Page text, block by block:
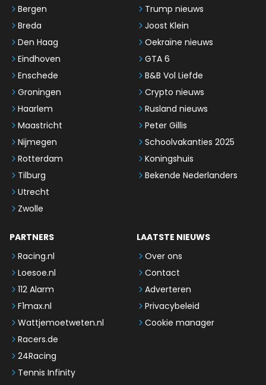
Bergen
Breda
Den Haag
Eindhoven
Enschede
Groningen
Haarlem
Maastricht
Nijmegen
Rotterdam
Tilburg
Utrecht
Zwolle
Trump nieuws
Joost Klein
Oekraïne nieuws
GTA 6
B&B Vol Liefde
Crypto nieuws
Rusland nieuws
Peter Gillis
Schoolvakanties 2025
Koningshuis
Bekende Nederlanders
PARTNERS
Racing.nl
Loesoe.nl
112 Alarm
F1max.nl
Wattjemoetweten.nl
Racers.de
24Racing
Tennis Infinity
LAATSTE NIEUWS
Over ons
Contact
Adverteren
Privacybeleid
Cookie manager